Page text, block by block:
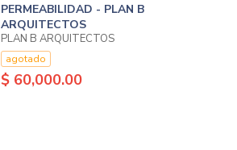
PERMEABILIDAD - PLAN B
ARQUITECTOS
PLAN B ARQUITECTOS
agotado
$ 60,000.00